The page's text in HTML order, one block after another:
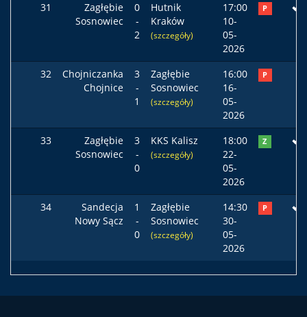
31
Zagłębie
Sosnowiec
0
-
2
Hutnik
Kraków
(szczegóły)
17:00
10-
05-
2026
P
32
Chojniczanka
Chojnice
3
-
1
Zagłębie
Sosnowiec
(szczegóły)
16:00
16-
05-
2026
P
33
Zagłębie
Sosnowiec
3
-
0
KKS Kalisz
(szczegóły)
18:00
22-
05-
2026
Z
34
Sandecja
Nowy Sącz
1
-
0
Zagłębie
Sosnowiec
(szczegóły)
14:30
30-
05-
2026
P